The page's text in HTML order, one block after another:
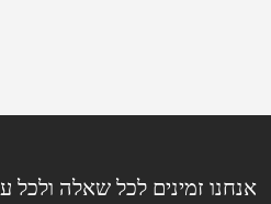
זמינים לכל שאלה ולכל עניין.